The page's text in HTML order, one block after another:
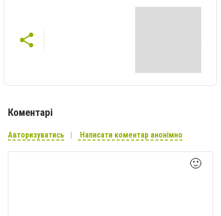
Коментарі
Авторизуватись Написати коментар анонімно
🙂